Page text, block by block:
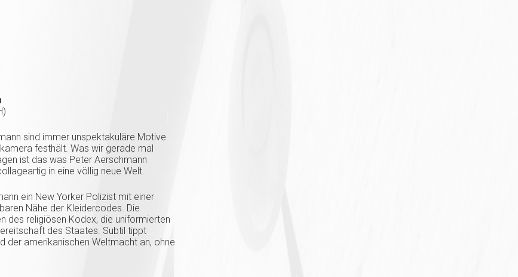
sind immer unspektakuläre Motive
festhält. Was wir gerade mal
ist das was Peter Aerschmann
in eine völlig neue Welt.
ein New Yorker Polizist mit einer
Nähe der Kleidercodes. Die
des religiösen Kodex, die uniformierten
des Staates. Subtil tippt
der amerikanischen Weltmacht an, ohne